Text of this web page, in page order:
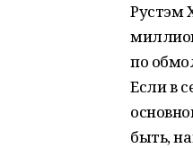
Рустэм
по
Если в
быть,